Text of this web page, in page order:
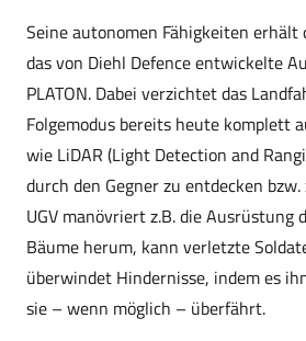
Seine autonomen Fähigkeiten erhält
das von Diehl Defence entwickelte
PLATON. Dabei verzichtet das
Folgemodus bereits heute komplett
wie LiDAR (Light Detection and
durch den Gegner zu entdecken
UGV manövriert z.B. die
Bäume herum, kann verletzte
überwindet Hindernisse, indem es
sie – wenn möglich – überfährt.